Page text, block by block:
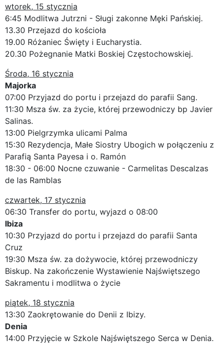
wtorek, 15 stycznia
6:45 Modlitwa Jutrzni - Sługi zakonne Męki Pańskiej.
13.30 Przejazd do kościoła
19.00 Różaniec Święty i Eucharystia.
20.30 Pożegnanie Matki Boskiej Częstochowskiej.
Środa, 16 stycznia
Majorka
07:00 Przyjazd do portu i przejazd do parafii Sang.
11:30 Msza św. za życie, której przewodniczy bp Javier
Salinas.
13:00 Pielgrzymka ulicami Palma
15:30 Rezydencja, Małe Siostry Ubogich w połączeniu z
Parafią Santa Payesa i o. Ramón
18:30 - 06:00 Nocne czuwanie - Carmelitas Descalzas
de las Ramblas
czwartek, 17 stycznia
06:30 Transfer do portu, wyjazd o 08:00
Ibiza
10:30 Przyjazd do portu i przejazd do parafii Santa
Cruz
19:30 Msza św. za dożywocie, której przewodniczy
Biskup. Na zakończenie Wystawienie Najświętszego
Sakramentu i modlitwa o życie
piątek, 18 stycznia
13:30 Zaokrętowanie do Denii z Ibizy.
Denia
14:00 Przyjęcie w Szkole Najświętszego Serca w Denia.